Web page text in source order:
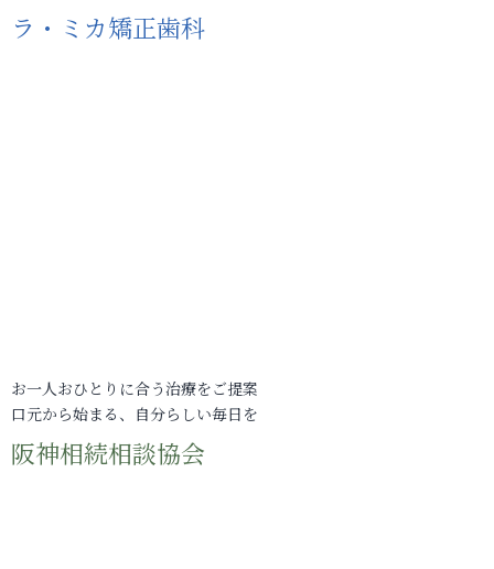
ラ・ミカ矯正歯科
お一人おひとりに合う治療をご提案
口元から始まる、自分らしい毎日を
阪神相続相談協会